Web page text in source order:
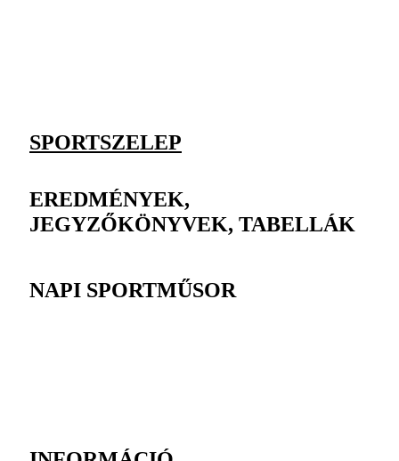
SPORTSZELEP
EREDMÉNYEK,
JEGYZŐKÖNYVEK, TABELLÁK
NAPI SPORTMŰSOR